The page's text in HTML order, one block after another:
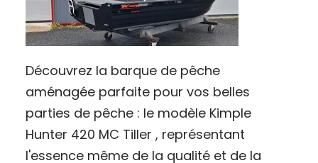
Découvrez la barque de pêche
aménagée parfaite pour vos belles
parties de pêche : le modèle Kimple
Hunter 420 MC Tiller , représentant
l'essence même de la qualité et de la